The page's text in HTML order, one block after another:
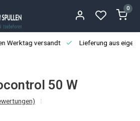
0
Werktag versandt Lieferung aus
50 W